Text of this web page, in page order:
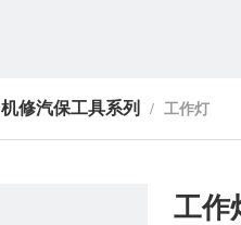
机修汽保工具系列 / 工作灯
工作